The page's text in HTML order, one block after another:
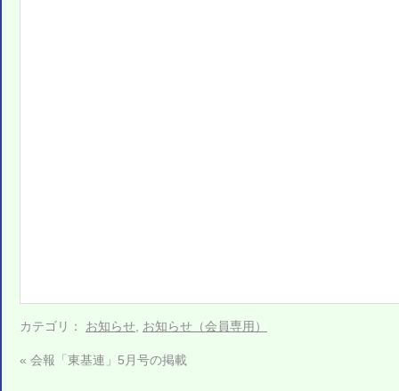
カテゴリ： お知らせ お知らせ（会員専用）
« 会報「東基連」5月号の掲載